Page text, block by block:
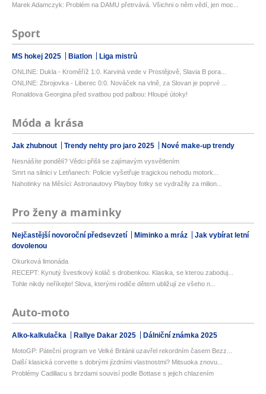
Marek Adamczyk: Problém na DAMU přetrvává. Všichni o něm vědí, jen moc...
Sport
MS hokej 2025 Biatlon Liga mistrů
ONLINE: Dukla - Kroměříž 1:0. Karviná vede v Prostějově, Slavia B pora...
ONLINE: Zbrojovka - Liberec 0:0. Nováček na vlně, za Slovan je poprvé ...
Ronaldova Georgina před svatbou pod palbou: Hloupé útoky!
Móda a krása
Jak zhubnout Trendy nehty pro jaro 2025 Nové make-up trendy
Nesnášíte pondělí? Vědci přišli se zajímavým vysvětlením
Smrt na silnici v Letňanech: Policie vyšetřuje tragickou nehodu motork...
Nahotinky na Měsíci: Astronautovy Playboy fotky se vydražily za milion...
Pro ženy a maminky
Nejčastější novoroční předsevzetí Miminko a mráz
Jak vybírat letní
dovolenou
Okurková limonáda
RECEPT: Kynutý švestkový koláč s drobenkou. Klasika, se kterou zaboduj...
Tohle nikdy neříkejte! Slova, kterými rodiče dětem ubližují ze všeho n...
Auto-moto
Alko-kalkulačka Rallye Dakar 2025 Dálniční známka 2025
MotoGP: Páteční program ve Velké Británii uzavřel rekordním časem Bezz...
Další klasická corvette s dobrými jízdními vlastnostmi? Mitsuoka znovu...
Problémy Cadillacu s brzdami souvisí podle Bottase s jejich chlazením